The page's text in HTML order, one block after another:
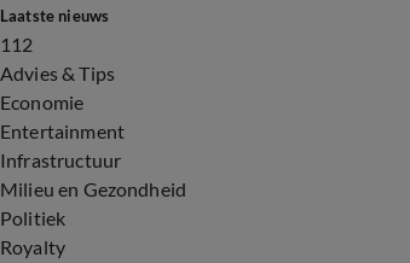
Laatste nieuws
112
Advies & Tips
Economie
Entertainment
Infrastructuur
Milieu en Gezondheid
Politiek
Royalty